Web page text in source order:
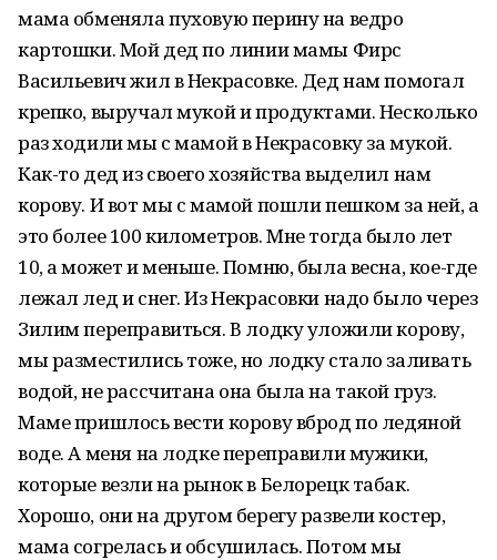
мама обменяла пуховую перину на ведро
картошки. Мой дед по линии мамы Фирс
Васильевич жил в Некрасовке. Дед нам помогал
крепко, выручал мукой и продуктами. Несколько
раз ходили мы с мамой в Некрасовку за мукой.
Как-то дед из своего хозяйства выделил нам
корову. И вот мы с мамой пошли пешком за ней, а
это более 100 километров. Мне тогда было лет
10, а может и меньше. Помню, была весна, кое-где
лежал лед и снег. Из Некрасовки надо было через
Зилим переправиться. В лодку уложили корову,
мы разместились тоже, но лодку стало заливать
водой, не рассчитана она была на такой груз.
Маме пришлось вести корову вброд по ледяной
воде. А меня на лодке переправили мужики,
которые везли на рынок в Белорецк табак.
Хорошо, они на другом берегу развели костер,
мама согрелась и обсушилась. Потом мы